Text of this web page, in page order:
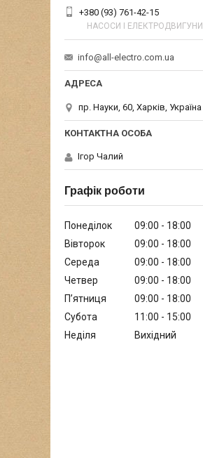
+380 (93) 761-42-15
НАСОСИ І ЕЛЕКТРОДВИГУНИ
info@all-electro.com.ua
пр. Науки, 60, Харків, Україна
Ігор Чалий
Графік роботи
Понеділок 09:00
18:00
Вівторок
09:00
18:00
Середа
09:00
18:00
Четвер
09:00
18:00
Пʼятниця
09:00
18:00
Субота
11:00
15:00
Неділя
Вихідний